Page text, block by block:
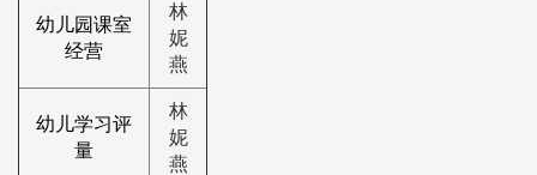
幼儿园课室
经营
林
妮
燕
幼儿学习评
量
林
妮
燕